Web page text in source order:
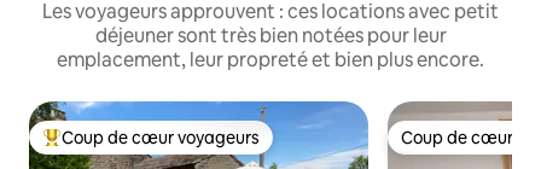
Les voyageurs approuvent : ces locations avec petit
déjeuner sont très bien notées pour leur
emplacement, leur propreté et bien plus encore.
Coups de cœur voyageurs les plus appréciés
Coup de cœur voyageurs Coup de cœur
Coup de cœur